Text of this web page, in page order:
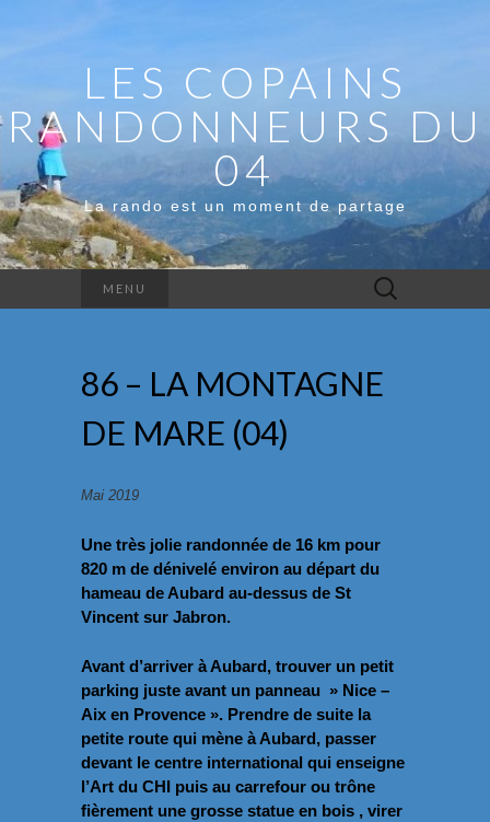
LES COPAINS
RANDONNEURS DU
04
La rando est un moment de partage
MENU Rechercher :
86 – LA MONTAGNE
DE MARE (04)
Mai 2019
Une très jolie randonnée de 16 km pour
820 m de dénivelé environ au départ du
hameau de Aubard au-dessus de St
Vincent sur Jabron.
Avant d’arriver à Aubard, trouver un petit
parking juste avant un panneau » Nice –
Aix en Provence ». Prendre de suite la
petite route qui mène à Aubard, passer
devant le centre international qui enseigne
l’Art du CHI puis au carrefour ou trône
fièrement une grosse statue en bois , virer